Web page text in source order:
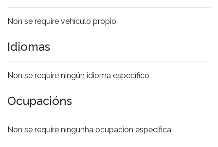
Non se require vehículo propio.
Idiomas
Non se require ningún idioma específico.
Ocupacións
Non se require ningunha ocupación específica.